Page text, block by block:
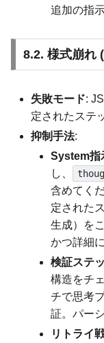
追加の指
8.2. 様式崩れ
失敗モード:
定されたステ
抑制手法:
System指
し、
含めてく
定された
生成）を
かつ詳細
検証ステ
構造をチ
チで思考
証。パー
リトライ